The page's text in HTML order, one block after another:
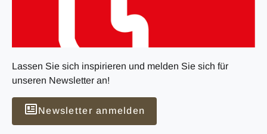
Lassen Sie sich inspirieren und melden Sie sich für
unseren Newsletter an!
Newsletter anmelden